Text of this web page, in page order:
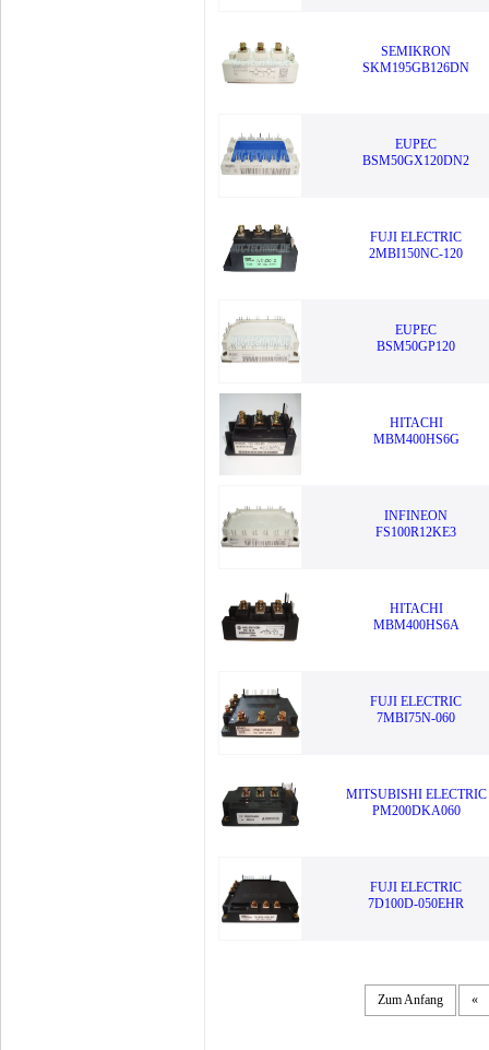
SEMIKRON
SKM195GB126DN
EUPEC
BSM50GX120DN2
FUJI ELECTRIC
2MBI150NC-120
EUPEC
BSM50GP120
HITACHI
MBM400HS6G
INFINEON
FS100R12KE3
HITACHI
MBM400HS6A
FUJI ELECTRIC
7MBI75N-060
MITSUBISHI ELECTRIC
PM200DKA060
FUJI ELECTRIC
7D100D-050EHR
Zum Anfang «